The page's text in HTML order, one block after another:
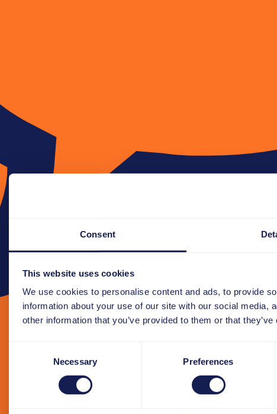
Consent
This website uses cookies
We use cookies to personalise content and ads, to provide
information about your use of our site with our social
other information that you’ve provided to them or that
Necessary Preferences